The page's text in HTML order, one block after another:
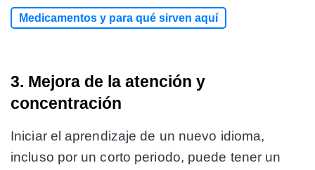
Medicamentos y para qué sirven aquí
3. Mejora de la atención y
concentración
Iniciar el aprendizaje de un nuevo idioma,
incluso por un corto periodo, puede tener un